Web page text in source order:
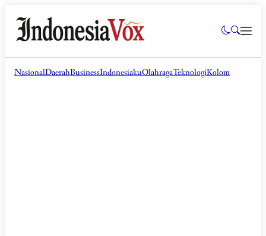
NasionalDaerahBusinessIndonesiakuOlahragaTeknologiKolom